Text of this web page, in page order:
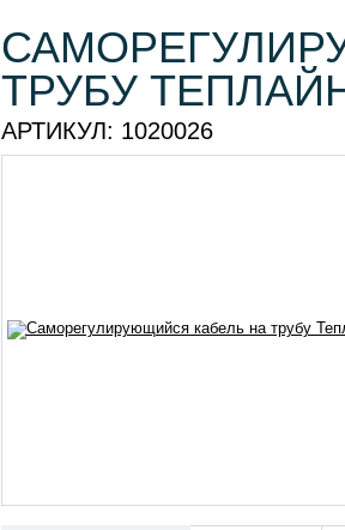
ТРУБУ
АРТИКУЛ: 1020026